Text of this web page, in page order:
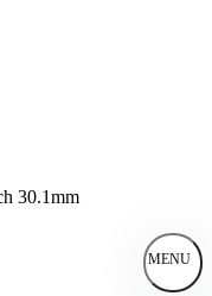
30.1mm
MENU